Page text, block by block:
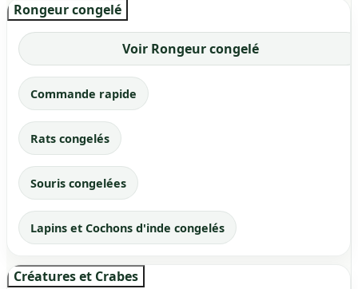
Rongeur congelé
Voir Rongeur congelé
Commande rapide
Rats congelés
Souris congelées
Lapins et Cochons d'inde congelés
Créatures et Crabes